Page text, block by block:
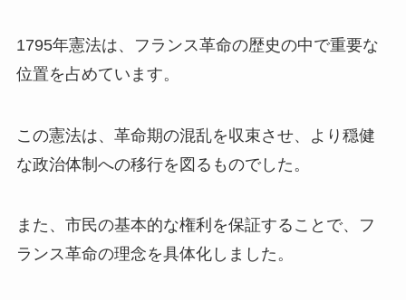
1795年憲法は、フランス革命の歴史の中で重要な
位置を占めています。
この憲法は、革命期の混乱を収束させ、より穏健
な政治体制への移行を図るものでした。
また、市民の基本的な権利を保証することで、フ
ランス革命の理念を具体化しました。